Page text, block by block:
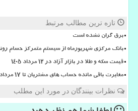
تازه ترین مطالب مرتبط
برق گران نشده است
بانک مرکزی شهریورماه از سیستم متمرکز حسام
قیمت سکه و طلا در بازار آزاد در ۱۲ مرداد ۱۴۰۵
مغایرت باقی مانده حساب های مشتریان تا 17 مرداد رفع می شود
نظرات بینندگان در مورد این مطلب